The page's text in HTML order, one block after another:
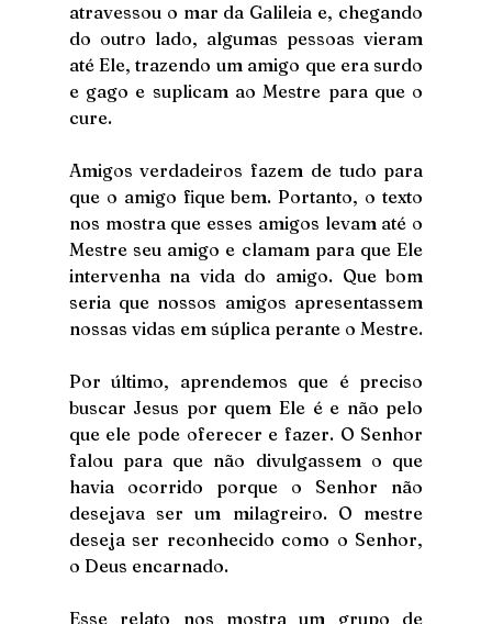
atravessou o mar da Galileia e, chegando
do outro lado, algumas pessoas vieram
até Ele, trazendo um amigo que era surdo
e gago e suplicam ao Mestre para que o
cure.
Amigos verdadeiros fazem de tudo para
que o amigo fique bem. Portanto, o texto
nos mostra que esses amigos levam até o
Mestre seu amigo e clamam para que Ele
intervenha na vida do amigo. Que bom
seria que nossos amigos apresentassem
nossas vidas em súplica perante o Mestre.
Por último, aprendemos que é preciso
buscar Jesus por quem Ele é e não pelo
que ele pode oferecer e fazer. O Senhor
falou para que não divulgassem o que
havia ocorrido porque o Senhor não
desejava ser um milagreiro. O mestre
deseja ser reconhecido como o Senhor,
o Deus encarnado.
Esse relato nos mostra um grupo de